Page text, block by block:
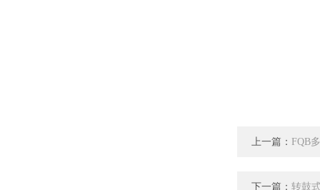
上一篇： FQB
下一篇： 转鼓